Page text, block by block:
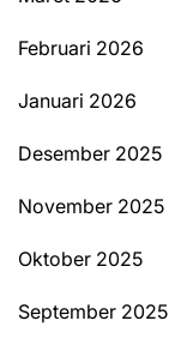
Februari 2026
Januari 2026
Desember 2025
November 2025
Oktober 2025
September 2025